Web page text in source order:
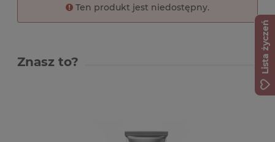
Ten produkt jest niedostępny.
Znasz to? Lista życzeń